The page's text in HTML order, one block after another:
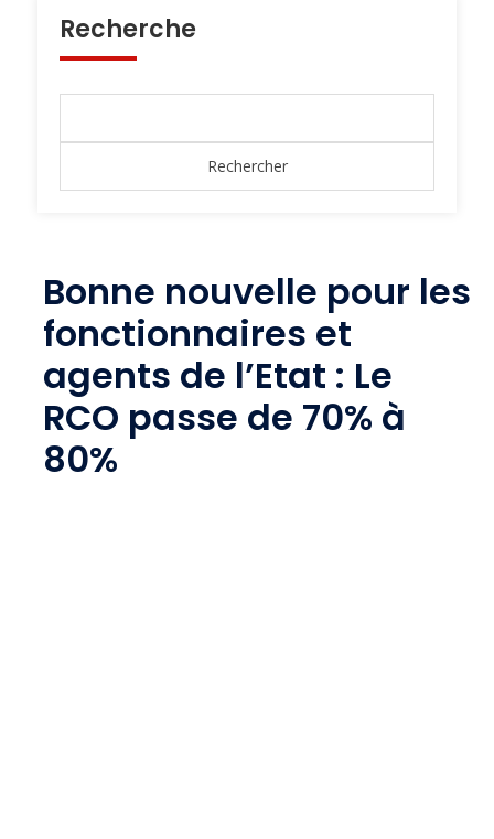
Recherche
Bonne nouvelle pour les
fonctionnaires et
agents de l’Etat : Le
RCO passe de 70% à
80%